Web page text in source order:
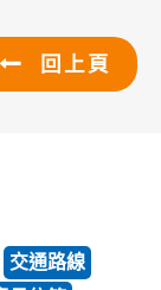
回上頁
交通路線